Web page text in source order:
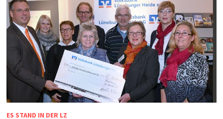
ES STAND IN DER LZ